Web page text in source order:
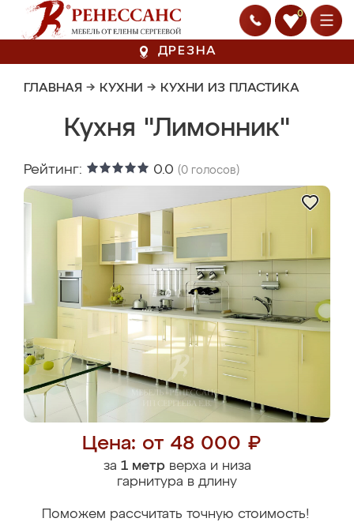
0
ДРЕЗНА
ГЛАВНАЯ → КУХНИ → КУХНИ ИЗ ПЛАСТИКА
Кухня "Лимонник"
Рейтинг: 0.0 (0 голосов)
Цена: от 48 000 ₽
за 1 метрверха и низа
гарнитура в длину
Поможем рассчитать точную стоимость!